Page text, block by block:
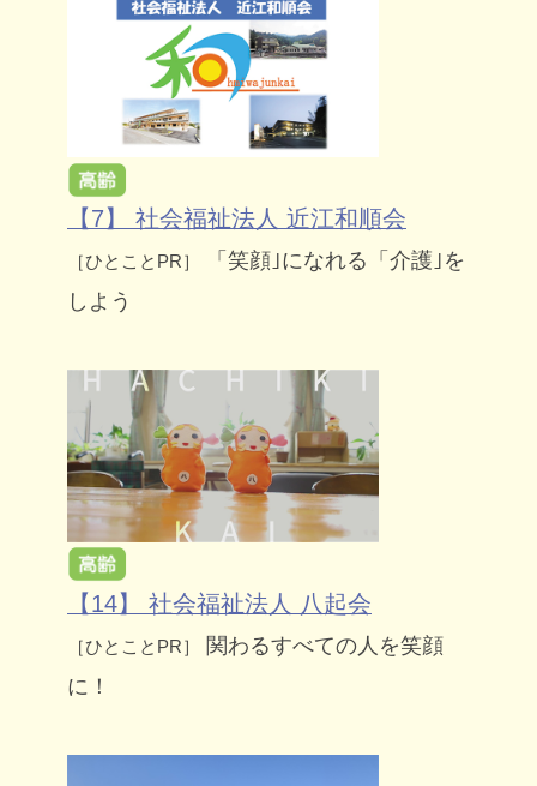
【7】 社会福祉法人 近江和順会
［ひとことPR］
「笑顔｣になれる「介護｣を
しよう
【14】 社会福祉法人 八起会
［ひとことPR］
関わるすべての人を笑顔
に！